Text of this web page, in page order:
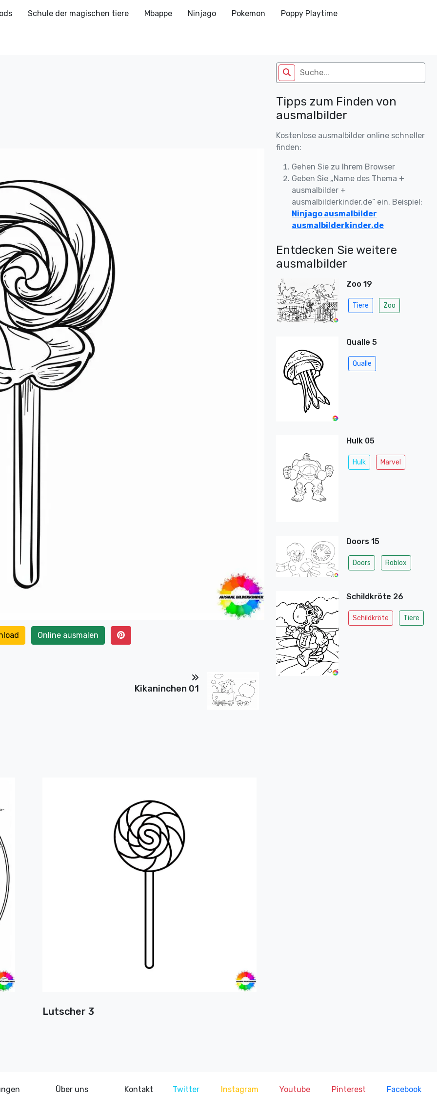
Schule der magischen tiere Mbappe Ninjago Pokemon Poppy Playtime
Online ausmalen
Kikaninchen 01
Lutscher 3
Tipps zum Finden von
ausmalbilder
Kostenlose ausmalbilder online schneller
finden:
Gehen Sie zu Ihrem Browser
Geben Sie „Name des Thema +
ausmalbilder +
ausmalbilderkinder.de“ ein. Beispiel:
Ninjago ausmalbilder
ausmalbilderkinder.de
Entdecken Sie weitere
ausmalbilder
Zoo 19
Tiere Zoo
Qualle 5
Qualle
Hulk 05
Hulk Marvel
Doors 15
Doors Roblox
Schildkröte 26
Schildkröte Tiere
Über uns Kontakt Twitter Instagram Youtube Pinterest Facebook